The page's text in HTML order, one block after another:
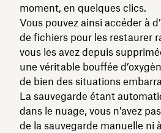
moment, en quelques clics.
Vous pouvez ainsi accéder à
de fichiers pour les restaurer
vous les avez depuis
une véritable bouffée
de bien des situations
La sauvegarde étant
dans le nuage, vous n’avez
de la sauvegarde manuelle ni